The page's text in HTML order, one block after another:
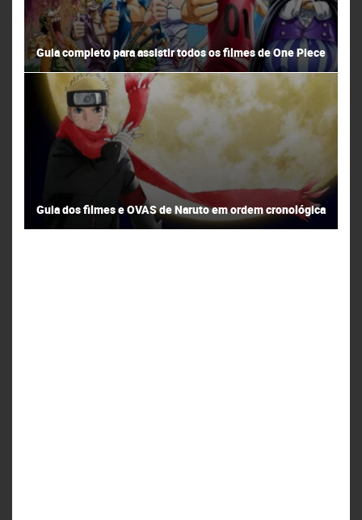
Guia completo para assistir todos os filmes de One Piece
Guia dos filmes e OVAS de Naruto em ordem cronológica